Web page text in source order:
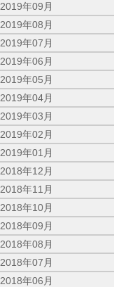
2019年09月
2019年08月
2019年07月
2019年06月
2019年05月
2019年04月
2019年03月
2019年02月
2019年01月
2018年12月
2018年11月
2018年10月
2018年09月
2018年08月
2018年07月
2018年06月